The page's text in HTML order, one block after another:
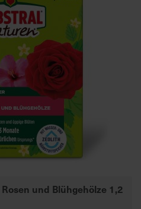
und Blühgehölze 1,2